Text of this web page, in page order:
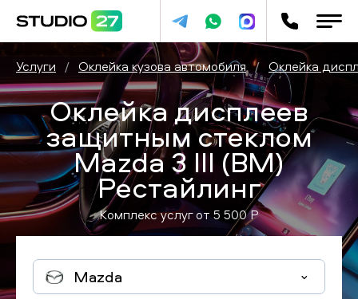
Услуги / Оклейка кузова автомобиля / Оклейка
Оклейка дисплеев
защитным стеклом
Mazda 3 III (BM)
Рестайлинг
Комплекс услуг от5 500P
Mazda